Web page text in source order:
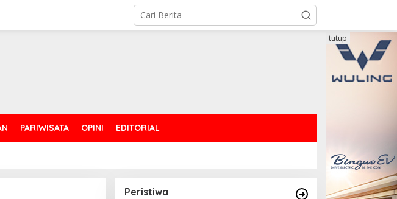
PARIWISATA OPINI EDITORIAL
tutup
Peristiwa